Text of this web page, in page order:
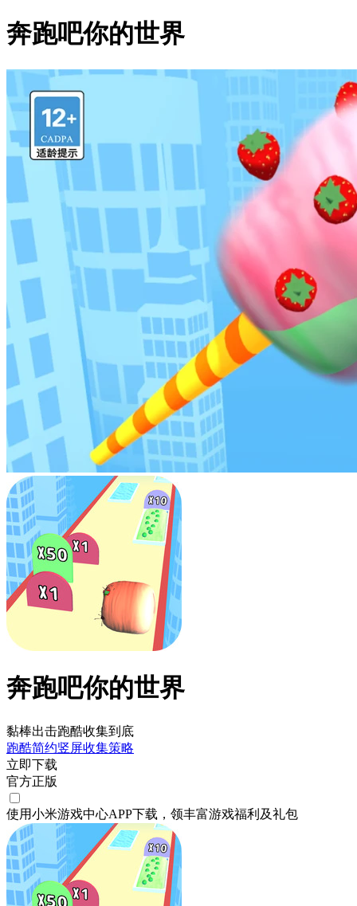
奔跑吧你的世界
奔跑吧你的世界
黏棒出击跑酷收集到底
跑酷简约竖屏收集策略
立即下载
官方正版
使用小米游戏中心APP下载 ，领丰富游戏福利 及礼包